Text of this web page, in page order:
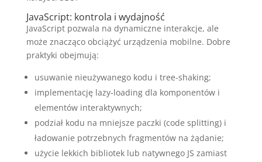
JavaScript: kontrola i wydajność
JavaScript pozwala na dynamiczne interakcje, ale
może znacząco obciążyć urządzenia mobilne. Dobre
praktyki obejmują:
usuwanie nieużywanego kodu i tree-shaking;
implementację lazy-loading dla komponentów i
elementów interaktywnych;
podział kodu na mniejsze paczki (code splitting) i
ładowanie potrzebnych fragmentów na żądanie;
użycie lekkich bibliotek lub natywnego JS zamiast